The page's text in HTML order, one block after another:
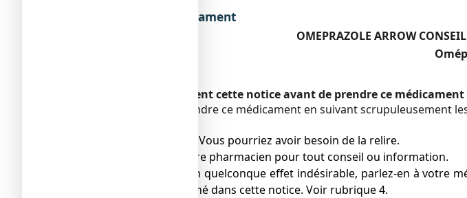
Dénomination du médicament
OMEPRAZOLE ARROW
Veuillez lire attentivement cette notice avant de prendre ce
Vous devez toujours prendre ce médicament en suivant
● Gardez cette notice. Vous pourriez avoir besoin de la relire.
● Adressez-vous à votre pharmacien pour tout conseil ou information.
● Si vous ressentez un quelconque effet indésirable, parlez-en à votre
ne serait pas mentionné dans cette notice. Voir rubrique 4.